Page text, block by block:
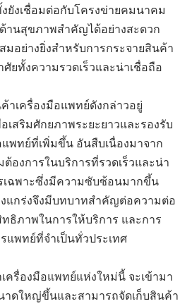
งยังเชื่อมต่อกับโครงข่ายคมนาคม
านสุขภาพสำคัญได้อย่างสะดวก
มอย่างยิ่งสำหรับการกระจายสินค้า
ยทั้งความรวดเร็วและน่าเชื่อถือ
าเครื่องมือแพทย์ดังกล่าวอยู่
เสริมศักยภาพระยะยาวและรองรับ
พทย์ที่เพิ่มขึ้น อันสืบเนื่องมาจาก
องการในบริการที่รวดเร็วและน่า
เฉพาะซึ่งมีความซับซ้อนมากขึ้น
แกร่งจึงมีบทบาทสำคัญต่อความต่อ
ทธิภาพในการให้บริการ และการ
พทย์ที่จำเป็นทั่วประเทศ
ครื่องมือแพทย์แห่งใหม่นี้ จะเข้ามา
ดใหญ่ขึ้นและสามารถจัดเก็บสินค้า